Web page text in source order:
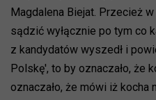
Magdalena Biejat. Przecież
sądzić wyłącznie po tym co
z kandydatów wyszedł i
Polskę', to by oznaczało, że
oznaczało, że mówi iż kocha